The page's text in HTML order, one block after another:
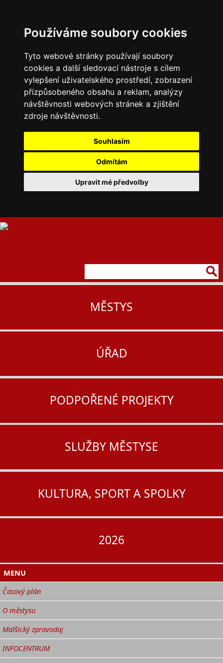
Používáme soubory cookies
Tyto webové stránky používají soubory
cookies a další sledovací nástroje s cílem
vylepšení uživatelského prostředí, zobrazení
přizpůsobeného obsahu a reklam, analýzy
návštěvnosti webových stránek a zjištění
zdroje návštěvnosti.
Souhlasím
Odmítám
Upravit mé předvolby
MĚSTYS
ÚŘAD
PODPOŘENÉ PROJEKTY
SLUŽBY MĚSTYSE
KULTURA, SPORT A SPOLKY
2026
MENU
Časový plán
O městysu
Malšický zpravodaj
INFOCENTRUM